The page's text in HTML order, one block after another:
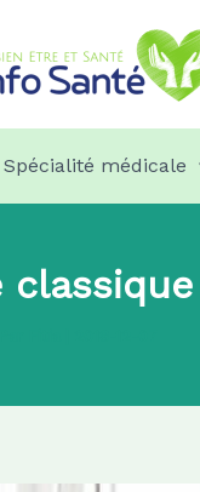
Spécialité médicale